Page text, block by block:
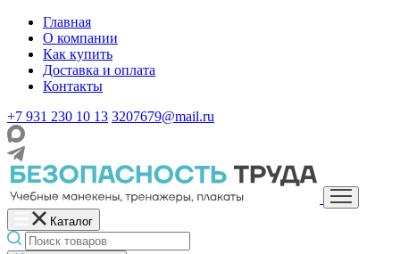
Главная
О компании
Как купить
Доставка и оплата
Контакты
+7 931 230 10 13 3207679@mail.ru
Каталог